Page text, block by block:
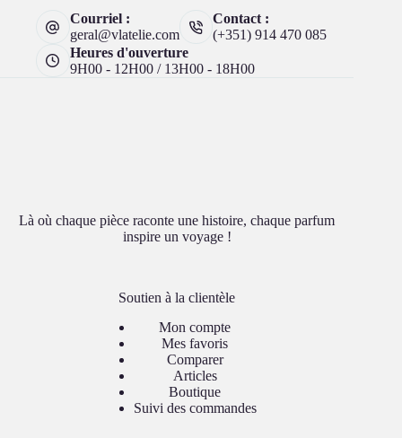
Courriel :
geral@vlatelie.com
Contact :
(+351) 914 470 085
Heures d'ouverture
9H00 - 12H00 / 13H00 - 18H00
Là où chaque pièce raconte une histoire, chaque parfum
inspire un voyage !
Soutien à la clientèle
Mon compte
Mes favoris
Comparer
Articles
Boutique
Suivi des commandes